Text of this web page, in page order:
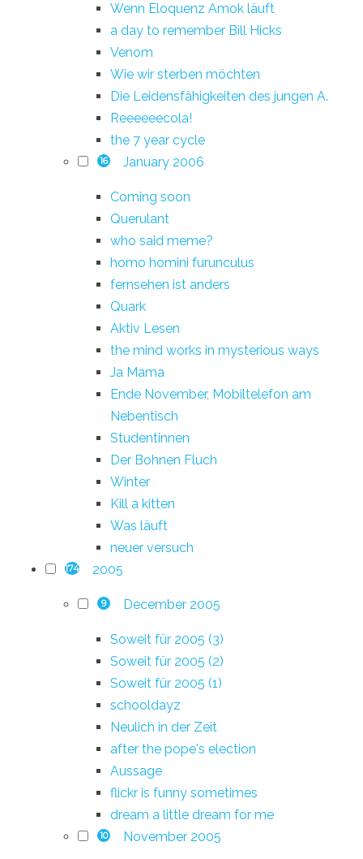
Wenn Eloquenz Amok läuft
a day to remember Bill Hicks
Venom
Wie wir sterben möchten
Die Leidensfähigkeiten des jungen A.
Reeeeeecola!
the 7 year cycle
16 January 2006
Coming soon
Querulant
who said meme?
homo homini furunculus
fernsehen ist anders
Quark
Aktiv Lesen
the mind works in mysterious ways
Ja Mama
Ende November, Mobiltelefon am
Nebentisch
Studentinnen
Der Bohnen Fluch
Winter
Kill a kitten
Was läuft
neuer versuch
174 2005
9 December 2005
Soweit für 2005 (3)
Soweit für 2005 (2)
Soweit für 2005 (1)
schooldayz
Neulich in der Zeit
after the pope's election
Aussage
flickr is funny sometimes
dream a little dream for me
10 November 2005